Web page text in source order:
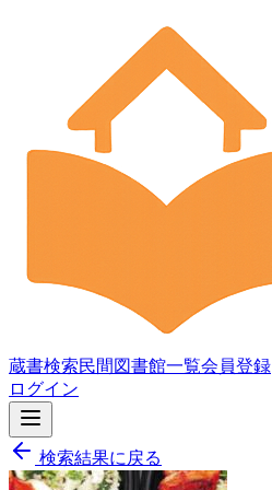
蔵書検索民間図書館一覧会員登録
ログイン
検索結果に戻る